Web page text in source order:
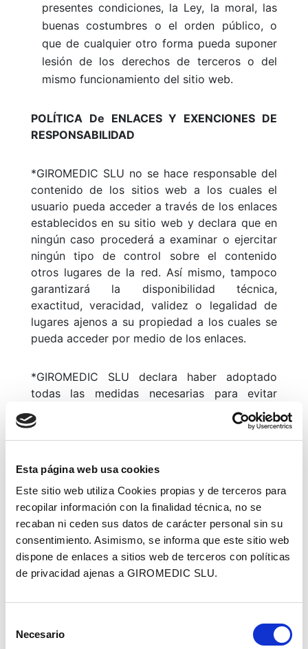
Esta página web usa cookies
Este sitio web utiliza Cookies propias y de terceros para
recopilar información con la finalidad técnica, no se
recaban ni ceden sus datos de carácter personal sin su
consentimiento. Asimismo, se informa que este sitio web
dispone de enlaces a sitios web de terceros con políticas
de privacidad ajenas a GIROMEDIC SLU.
Necesario
presentes condiciones, la Ley, la moral, las
buenas costumbres o el orden público, o
que de cualquier otro forma pueda suponer
lesión de los derechos de terceros o del
mismo funcionamiento del sitio web.
POLÍTICA De ENLACES Y EXENCIONES DE
RESPONSABILIDAD
*GIROMEDIC SLU no se hace responsable del
contenido de los sitios web a los cuales el
usuario pueda acceder a través de los enlaces
establecidos en su sitio web y declara que en
ningún caso procederá a examinar o ejercitar
ningún tipo de control sobre el contenido
otros lugares de la red. Así mismo, tampoco
garantizará la disponibilidad técnica,
exactitud, veracidad, validez o legalidad de
lugares ajenos a su propiedad a los cuales se
pueda acceder por medio de los enlaces.
*GIROMEDIC SLU declara haber adoptado
todas las medidas necesarias para evitar
cualquier daño a los usuarios de su sitio web,
que pudieran derivarse de la navegación por
su sitio web. En consecuencia *GIROMEDIC
de los eventuales daños que por la navegación
por Internet pudiera sufrir el usuario.
MODIFICACIONES
*GIROMEDIC SLU se reserva el derecho a
oportunas, sin aviso previo, en el contenido de
de la página web, como en las condiciones de